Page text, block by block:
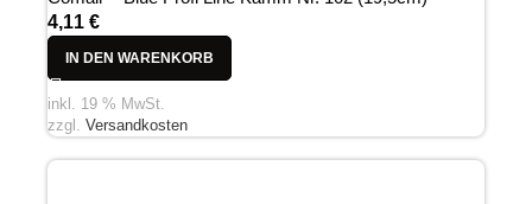
4,11 €
IN DEN WARENKORB
inkl. 19 % MwSt.
zzgl. Versandkosten